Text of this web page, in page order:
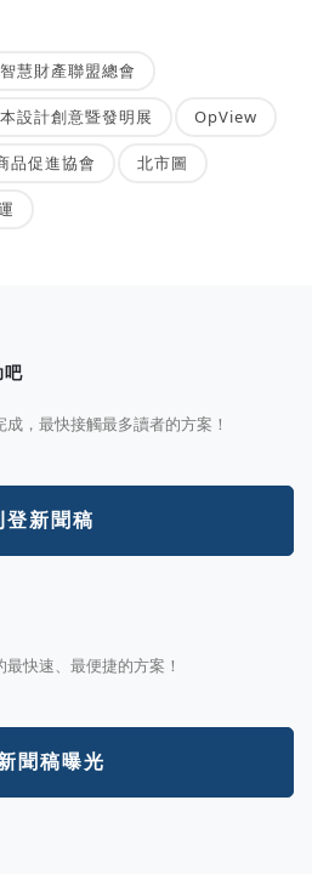
慧財產聯盟總會
設計創意暨發明展 OpView
品促進協會 北市圖
吧
，最快接觸最多讀者的方案！
登新聞稿
快速、最便捷的方案！
聞稿曝光